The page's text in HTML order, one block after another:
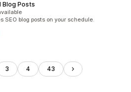
Blog Posts
99
SEO blog posts on your schedule.
3 4 43